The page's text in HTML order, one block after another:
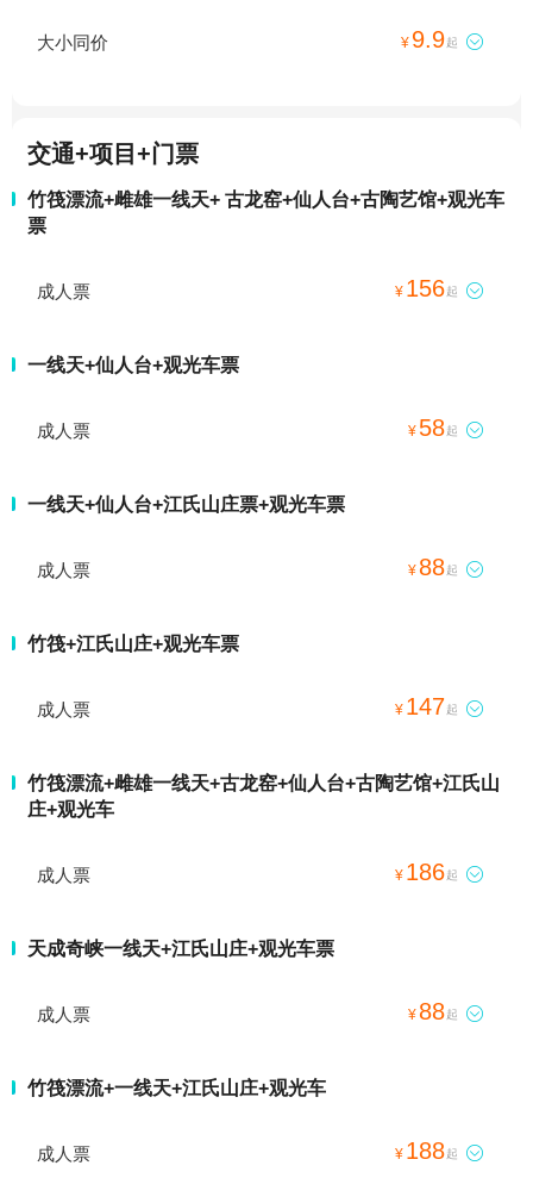
大小同价 ¥ 9.9起 
交通+项目+门票
竹筏漂流+雌雄一线天+ 古龙窑+仙人台+古陶艺馆+观光车
票
成人票 ¥ 156起 
一线天+仙人台+观光车票
成人票 ¥ 58起 
一线天+仙人台+江氏山庄票+观光车票
成人票 ¥ 88起 
竹筏+江氏山庄+观光车票
成人票 ¥ 147起 
竹筏漂流+雌雄一线天+古龙窑+仙人台+古陶艺馆+江氏山
庄+观光车
成人票 ¥ 186起 
天成奇峡一线天+江氏山庄+观光车票
成人票 ¥ 88起 
竹筏漂流+一线天+江氏山庄+观光车
成人票 ¥ 188起 